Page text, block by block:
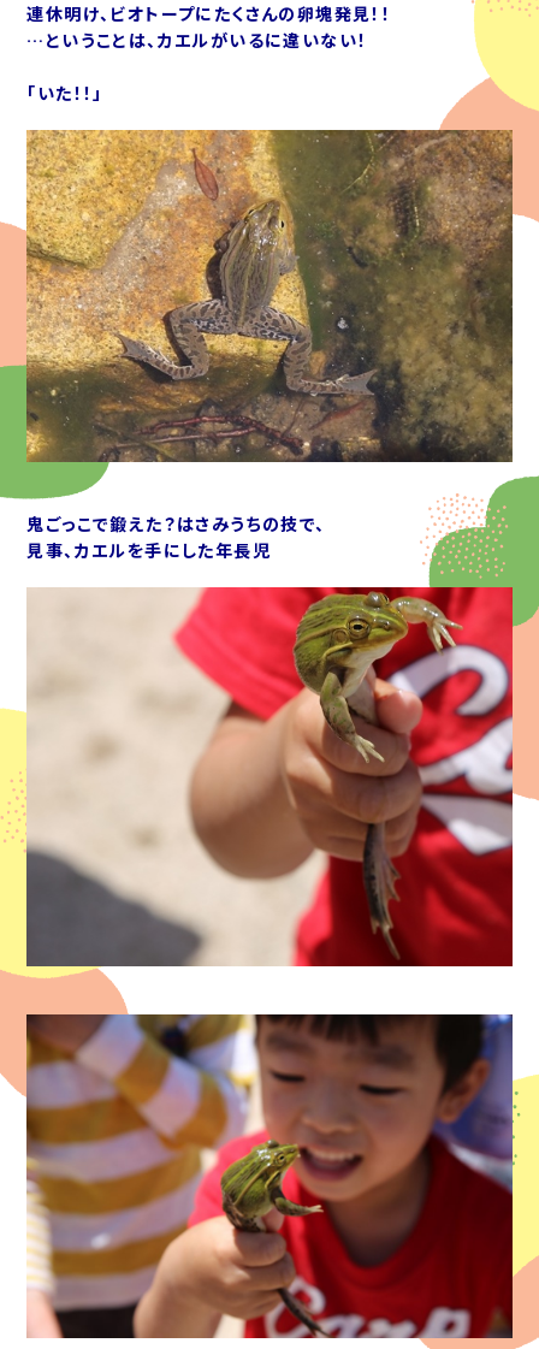
連休明け、ビオトープにたくさんの卵塊発見！！
…ということは、カエルがいるに違いない！
「いた！！」
鬼ごっこで鍛えた？はさみうちの技で、
見事、カエルを手にした年長児